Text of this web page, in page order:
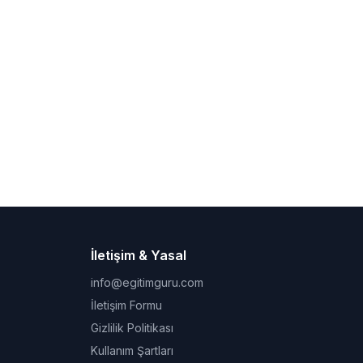
İletişim & Yasal
info@egitimguru.com
İletişim Formu
Gizlilik Politikası
Kullanım Şartları